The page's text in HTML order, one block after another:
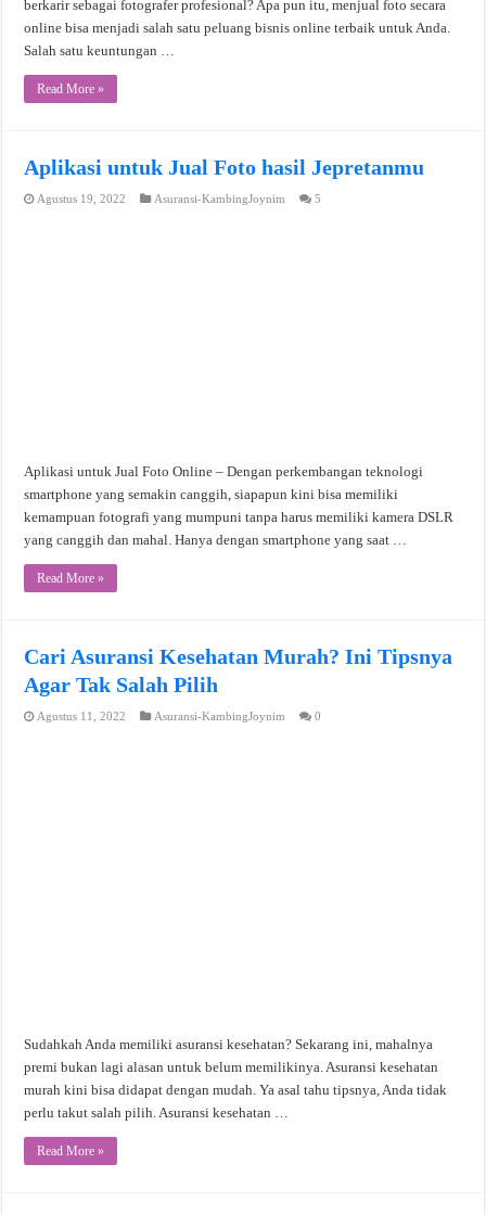
berkarir sebagai fotografer profesional? Apa pun itu, menjual foto secara
online bisa menjadi salah satu peluang bisnis online terbaik untuk Anda.
Salah satu keuntungan …
Read More »
Aplikasi untuk Jual Foto hasil Jepretanmu
Agustus 19, 2022 Asuransi-KambingJoynim 5
Aplikasi untuk Jual Foto Online – Dengan perkembangan teknologi
smartphone yang semakin canggih, siapapun kini bisa memiliki
kemampuan fotografi yang mumpuni tanpa harus memiliki kamera DSLR
yang canggih dan mahal. Hanya dengan smartphone yang saat …
Read More »
Cari Asuransi Kesehatan Murah? Ini Tipsnya
Agar Tak Salah Pilih
Agustus 11, 2022 Asuransi-KambingJoynim 0
Sudahkah Anda memiliki asuransi kesehatan? Sekarang ini, mahalnya
premi bukan lagi alasan untuk belum memilikinya. Asuransi kesehatan
murah kini bisa didapat dengan mudah. Ya asal tahu tipsnya, Anda tidak
perlu takut salah pilih. Asuransi kesehatan …
Read More »